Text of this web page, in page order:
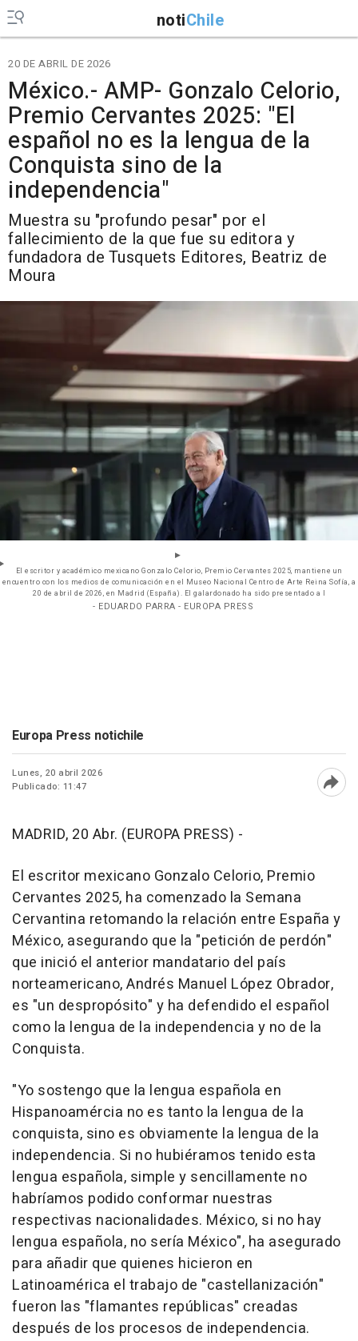
notiChile
20 DE ABRIL DE 2026
México.- AMP- Gonzalo Celorio,
Premio Cervantes 2025: "El
español no es la lengua de la
Conquista sino de la
independencia"
Muestra su "profundo pesar" por el
fallecimiento de la que fue su editora y
fundadora de Tusquets Editores, Beatriz de
Moura
El escritor y académico mexicano Gonzalo Celorio, Premio Cervantes 2025, mantiene un
encuentro con los medios de comunicación en el Museo Nacional Centro de Arte Reina Sofía, a
20 de abril de 2026, en Madrid (España). El galardonado ha sido presentado a l
- EDUARDO PARRA - EUROPA PRESS
Europa Press notichile
Lunes, 20 abril 2026
Publicado: 11:47
MADRID, 20 Abr. (EUROPA PRESS) -
El escritor mexicano Gonzalo Celorio, Premio
Cervantes 2025, ha comenzado la Semana
Cervantina retomando la relación entre España y
México, asegurando que la "petición de perdón"
que inició el anterior mandatario del país
norteamericano, Andrés Manuel López Obrador,
es "un despropósito" y ha defendido el español
como la lengua de la independencia y no de la
Conquista.
"Yo sostengo que la lengua española en
Hispanoamércia no es tanto la lengua de la
conquista, sino es obviamente la lengua de la
independencia. Si no hubiéramos tenido esta
lengua española, simple y sencillamente no
habríamos podido conformar nuestras
respectivas nacionalidades. México, si no hay
lengua española, no sería México", ha asegurado
para añadir que quienes hicieron en
Latinoamérica el trabajo de "castellanización"
fueron las "flamantes repúblicas" creadas
después de los procesos de independencia.